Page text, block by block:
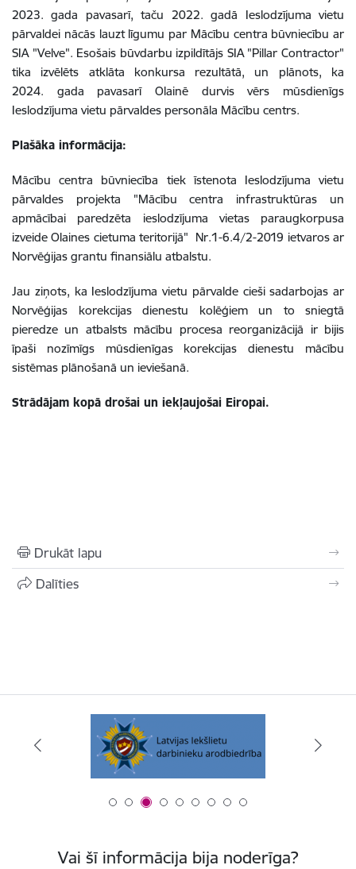
2023. gada pavasarī, taču 2022. gadā Ieslodzījuma vietu
pārvaldei nācās lauzt līgumu par Mācību centra būvniecību ar
SIA "Velve". Esošais būvdarbu izpildītājs SIA "Pillar Contractor"
tika izvēlēts atklāta konkursa rezultātā, un plānots, ka
2024. gada pavasarī Olainē durvis vērs mūsdienīgs
Ieslodzījuma vietu pārvaldes personāla Mācību centrs.
Plašāka informācija:
Mācību centra būvniecība tiek īstenota Ieslodzījuma vietu
pārvaldes projekta "Mācību centra infrastruktūras un
apmācībai paredzēta ieslodzījuma vietas paraugkorpusa
izveide Olaines cietuma teritorijā" Nr.1-6.4/2-2019 ietvaros ar
Norvēģijas grantu finansiālu atbalstu.
Jau ziņots, ka Ieslodzījuma vietu pārvalde cieši sadarbojas ar
Norvēģijas korekcijas dienestu kolēģiem un to sniegtā
pieredze un atbalsts mācību procesa reorganizācijā ir bijis
īpaši nozīmīgs mūsdienīgas korekcijas dienestu mācību
sistēmas plānošanā un ieviešanā.
Strādājam kopā drošai un iekļaujošai Eiropai.
Drukāt lapu
Dalīties
Vai šī informācija bija noderīga?